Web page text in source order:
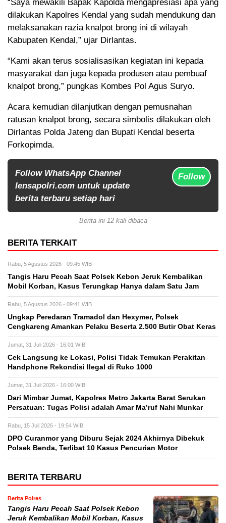
“Saya mewakili Bapak Kapolda mengapresiasi apa yang
dilakukan Kapolres Kendal yang sudah mendukung dan
melaksanakan razia knalpot brong ini di wilayah
Kabupaten Kendal,” ujar Dirlantas.
“Kami akan terus sosialisasikan kegiatan ini kepada
masyarakat dan juga kepada produsen atau pembuaf
knalpot brong,” pungkas Kombes Pol Agus Suryo.
Acara kemudian dilanjutkan dengan pemusnahan
ratusan knalpot brong, secara simbolis dilakukan oleh
Dirlantas Polda Jateng dan Bupati Kendal beserta
Forkopimda.
Follow WhatsApp Channel
lensapolri.com untuk update
berita terbaru setiap hari
Follow
Berita ini 12 kali dibaca
BERITA TERKAIT
Rabu, 5 Agustus 2026 - 09:45 WIB
Tangis Haru Pecah Saat Polsek Kebon Jeruk Kembalikan
Mobil Korban, Kasus Terungkap Hanya dalam Satu Jam
Rabu, 5 Agustus 2026 - 09:41 WIB
Ungkap Peredaran Tramadol dan Hexymer, Polsek
Cengkareng Amankan Pelaku Beserta 2.500 Butir Obat Keras
Jumat, 31 Juli 2026 - 16:01 WIB
Cek Langsung ke Lokasi, Polisi Tidak Temukan Perakitan
Handphone Rekondisi Ilegal di Ruko 1000
Jumat, 31 Juli 2026 - 16:00 WIB
Dari Mimbar Jumat, Kapolres Metro Jakarta Barat Serukan
Persatuan: Tugas Polisi adalah Amar Ma’ruf Nahi Munkar
Rabu, 15 Juli 2026 - 19:54 WIB
DPO Curanmor yang Diburu Sejak 2024 Akhirnya Dibekuk
Polsek Benda, Terlibat 10 Kasus Pencurian Motor
BERITA TERBARU
Berita Polres
Tangis Haru Pecah Saat Polsek Kebon
Jeruk Kembalikan Mobil Korban, Kasus